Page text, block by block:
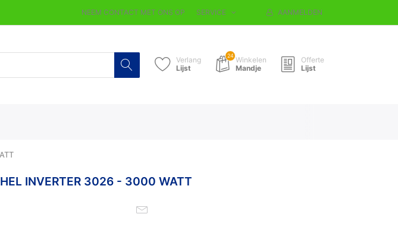
NEEM CONTACT MET ONS OP SERVICE AANMELDEN
Verlang
Lijst
24 Winkelen
Mandje
Offerte
Lijst
INVERTER 3026 - 3000 WATT